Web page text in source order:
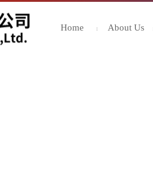
Home About Us